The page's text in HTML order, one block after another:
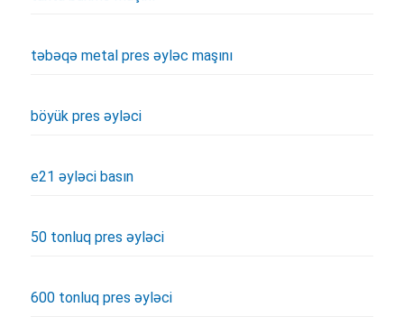
təbəqə metal pres əyləc maşını
böyük pres əyləci
e21 əyləci basın
50 tonluq pres əyləci
600 tonluq pres əyləci